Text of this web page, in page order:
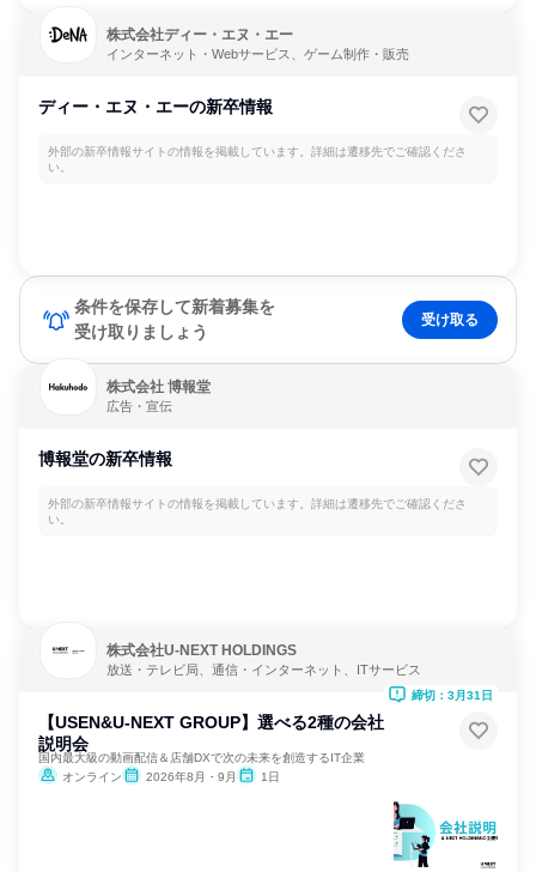
株式会社ディー・エヌ・エー
インターネット・Webサービス、ゲーム制作・販売
ディー・エヌ・エーの新卒情報
外部の新卒情報サイトの情報を掲載しています。詳細は遷移先でご確認くださ
い。
条件を保存して新着募集を
受け取りましょう
受け取る
株式会社 博報堂
広告・宣伝
博報堂の新卒情報
外部の新卒情報サイトの情報を掲載しています。詳細は遷移先でご確認くださ
い。
株式会社U-NEXT HOLDINGS
放送・テレビ局、通信・インターネット、ITサービス
【USEN&U-NEXT GROUP】選べる2種の会社
説明会
国内最大級の動画配信＆店舗DXで次の未来を創造するIT企業
オンライン
2026年8月・9月 1日
締切：3月31日